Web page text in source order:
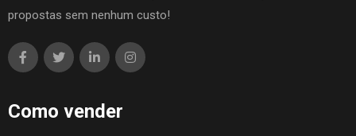
propostas sem nenhum custo!
Como vender